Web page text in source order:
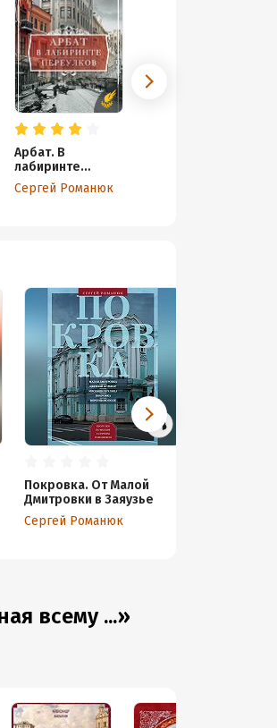
Арбат. В
лабиринте
переулков
Сергей Романюк
Покровка. От Малой
Дмитровки в Заяузье
Сергей Романюк
всему ...»